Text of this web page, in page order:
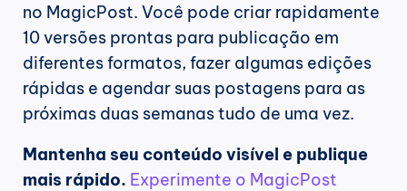
no MagicPost. Você pode criar rapidamente
10 versões prontas para publicação em
diferentes formatos, fazer algumas edições
rápidas e agendar suas postagens para as
próximas duas semanas tudo de uma vez.
Mantenha seu conteúdo visível e publique
mais rápido. Experimente o MagicPost